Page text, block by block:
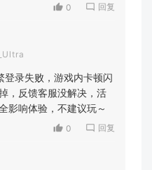
0 回复
登录失败，游戏内卡顿闪
，反馈客服没解决，活
影响体验，不建议玩～
0 回复